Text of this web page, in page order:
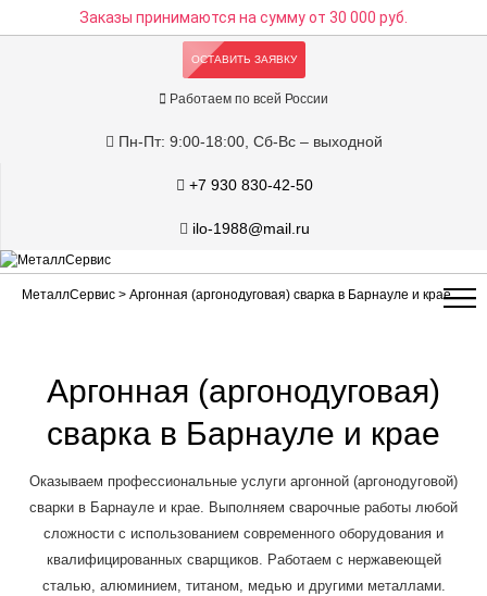
Заказы принимаются на суммуот 30 000 руб.
ОСТАВИТЬ ЗАЯВКУ
Работаем по всей России
Пн-Пт: 9:00-18:00, Сб-Вс – выходной
+7 930 830-42-50
ilo-1988@mail.ru
МеталлСервис > Аргонная (аргонодуговая) сварка в Барнауле и крае
Аргонная (аргонодуговая)
сварка в Барнауле и крае
Оказываем профессиональные услуги аргонной (аргонодуговой)
сварки в Барнауле и крае. Выполняем сварочные работы любой
сложности с использованием современного оборудования и
квалифицированных сварщиков. Работаем с нержавеющей
сталью, алюминием, титаном, медью и другими металлами.